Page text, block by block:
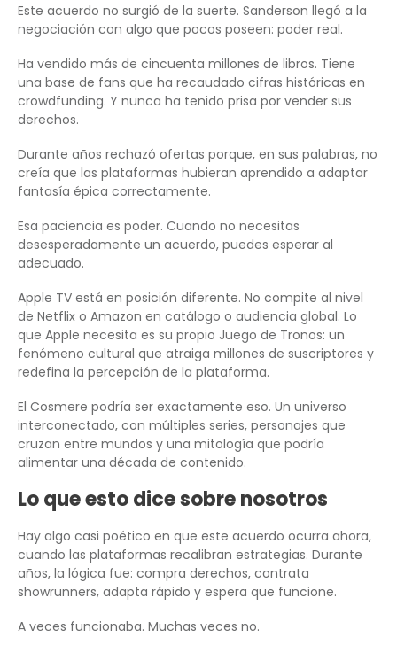
Este acuerdo no surgió de la suerte. Sanderson llegó a la
negociación con algo que pocos poseen: poder real.
Ha vendido más de cincuenta millones de libros. Tiene
una base de fans que ha recaudado cifras históricas en
crowdfunding. Y nunca ha tenido prisa por vender sus
derechos.
Durante años rechazó ofertas porque, en sus palabras, no
creía que las plataformas hubieran aprendido a adaptar
fantasía épica correctamente.
Esa paciencia es poder. Cuando no necesitas
desesperadamente un acuerdo, puedes esperar al
adecuado.
Apple TV está en posición diferente. No compite al nivel
de Netflix o Amazon en catálogo o audiencia global. Lo
que Apple necesita es su propio Juego de Tronos: un
fenómeno cultural que atraiga millones de suscriptores y
redefina la percepción de la plataforma.
El Cosmere podría ser exactamente eso. Un universo
interconectado, con múltiples series, personajes que
cruzan entre mundos y una mitología que podría
alimentar una década de contenido.
Lo que esto dice sobre nosotros
Hay algo casi poético en que este acuerdo ocurra ahora,
cuando las plataformas recalibran estrategias. Durante
años, la lógica fue: compra derechos, contrata
showrunners, adapta rápido y espera que funcione.
A veces funcionaba. Muchas veces no.